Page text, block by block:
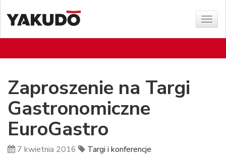
menu
Zaproszenie na Targi
Gastronomiczne
EuroGastro
7 kwietnia 2016 Targi i konferencje